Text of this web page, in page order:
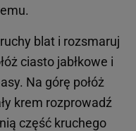
blat i rozsmaruj
ciasto jabłkowe i
Na górę połóż
krem rozprowadź
część kruchego